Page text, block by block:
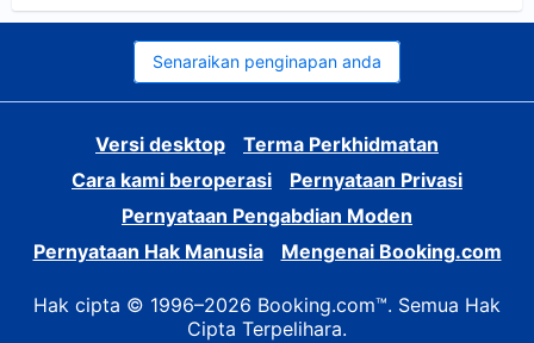
Senaraikan penginapan anda
Versi desktop
Terma Perkhidmatan
Cara kami beroperasi
Pernyataan Privasi
Pernyataan Pengabdian Moden
Pernyataan Hak Manusia
Mengenai Booking.com
Hak cipta © 1996–2026 Booking.com™. Semua Hak
Cipta Terpelihara.